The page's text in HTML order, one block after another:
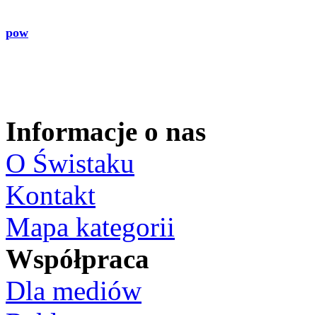
pow
Informacje o nas
O Świstaku
Kontakt
Mapa kategorii
Współpraca
Dla mediów